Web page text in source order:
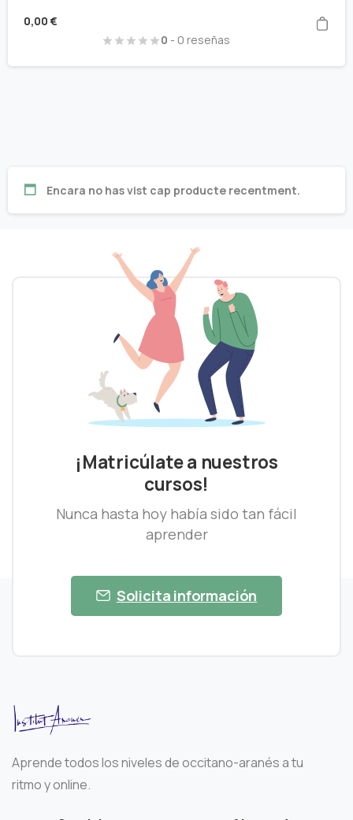
0,00 €
0 - 0 reseñas
Encara no has vist cap producte recentment.
¡Matricúlate a nuestros
cursos!
Nunca hasta hoy había sido tan fácil
aprender
Solicita información
Aprende todos los niveles de occitano-aranés a tu
ritmo y online.